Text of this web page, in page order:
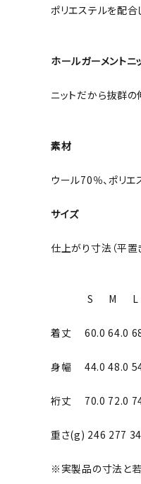
ポリエステルを配合
ホールガーメントニ
ニットだから抜群の
素材
ウール70％、ポリ
サイズ
仕上がり寸法（平置
S M L
着丈 60.0 64.0
身幅 44.0 48.0
裄丈 70.0 72.0
重さ(g) 246 277
※実製品の寸法と若